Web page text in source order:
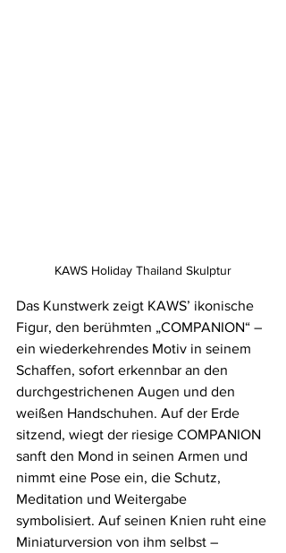
KAWS Holiday Thailand Skulptur
Das Kunstwerk zeigt KAWS’ ikonische
Figur, den berühmten „COMPANION“ –
ein wiederkehrendes Motiv in seinem
Schaffen, sofort erkennbar an den
durchgestrichenen Augen und den
weißen Handschuhen. Auf der Erde
sitzend, wiegt der riesige COMPANION
sanft den Mond in seinen Armen und
nimmt eine Pose ein, die Schutz,
Meditation und Weitergabe
symbolisiert. Auf seinen Knien ruht eine
Miniaturversion von ihm selbst –